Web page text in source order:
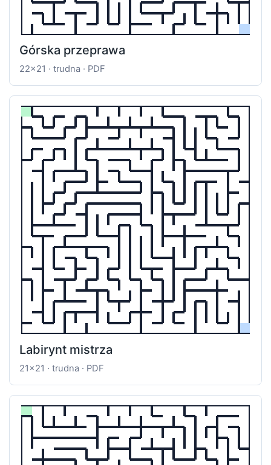
Górska przeprawa
22x21 · trudna · PDF
Labirynt mistrza
21x21 · trudna · PDF